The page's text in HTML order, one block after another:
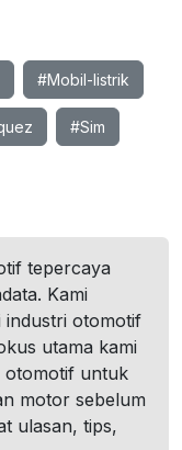
#Mobil-listrik
#Sim
tepercaya
Kami
industri otomotif
utama kami
otomotif untuk
motor sebelum
ulasan, tips,